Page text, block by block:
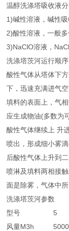
温醇洗涤塔吸收液分
1)碱性溶液，碱性
2)酸性溶液，一般
3)NaClO溶液，
洗涤塔茨河运行顺序
酸性气体从塔体下
下，迅速充满进气
填料的表面上，气
应生成物油(多数为
酸性气体继续上 升
喷出，形成细小雾
后酸性气体上升到
喷淋及填料两相接
面是除雾，气体中
洗涤塔茨河参数
型号
5
风量M3h
5000